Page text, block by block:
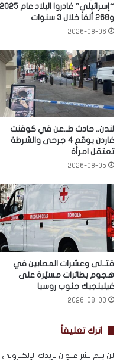
و268 ألفاً خلال 3 سنوات
2026-08-06
لندن.. حادث طـ.عن في كوفنت
غاردن يوقع 4 جرحى والشرطة
تعتقل امرأة
2026-08-05
قتـ.لى وعشرات المصابين في
هجوم بطائرات مسيّرة على
غيلينجيك جنوب روسيا
2026-08-03
اترك تعليقاً
لن يتم نشر عنوان بريدك الإلكتروني.